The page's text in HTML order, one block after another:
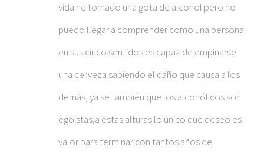
vida he tomado una gota de alcohol pero no
puedo llegar a comprender como una persona
en sus cinco sentidos es capaz de empinarse
una cerveza sabiendo el daño que causa a los
demás, ya se también que los alcohólicos son
egoístas,a estas alturas lo único que deseo es
valor para terminar con tantos años de